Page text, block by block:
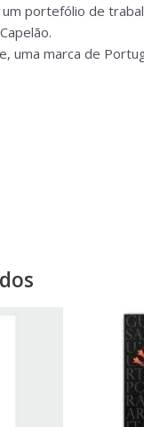
portefólio de
uma marca de